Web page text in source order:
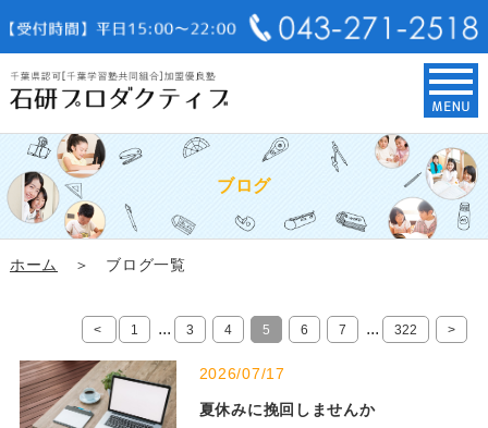
ブログ
ホーム ＞ ブログ一覧
< 1 ... 3 4 5 6 7 ... 322 >
2026/07/17
夏休みに挽回しませんか